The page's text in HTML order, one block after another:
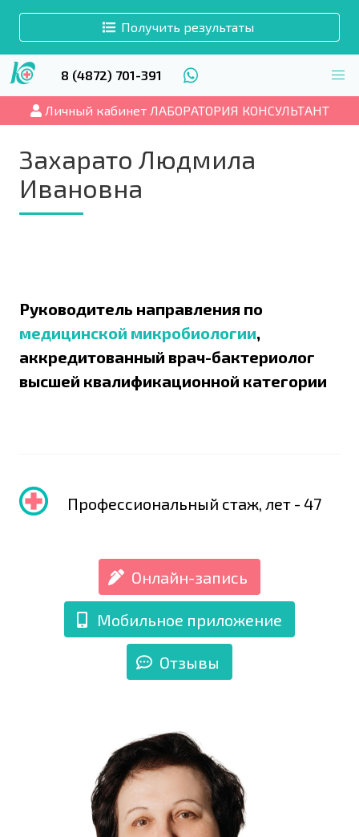
Получить результаты
8 (4872) 701-391
Личный кабинет ЛАБОРАТОРИЯ КОНСУЛЬТАНТ
Захарато Людмила
Ивановна
Руководитель направления по
медицинской микробиологии,
аккредитованный врач-бактериолог
высшей квалификационной категории
Профессиональный стаж, лет - 47
Онлайн-запись
Мобильное приложение
Отзывы